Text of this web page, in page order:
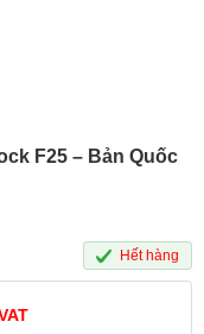
F25 – Bản Quốc
Hết hàng